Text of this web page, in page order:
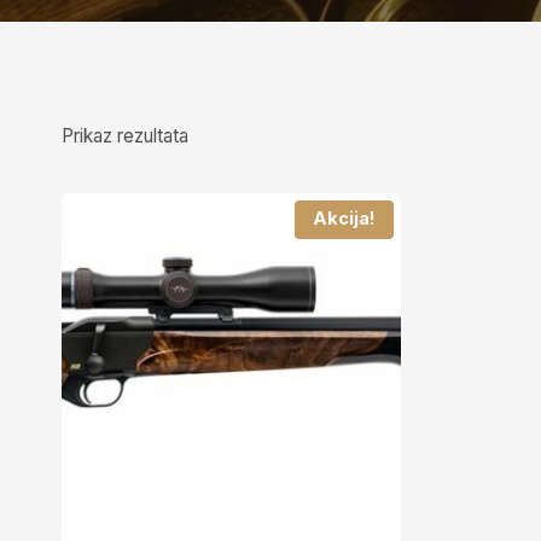
Prikaz rezultata
Akcija!